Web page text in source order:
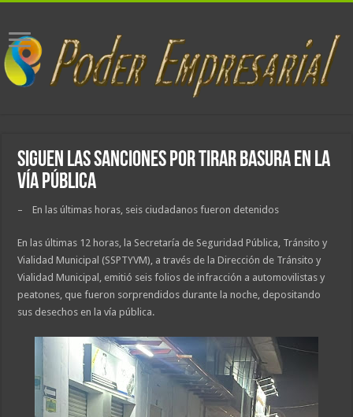
Siguen las sanciones por tirar basura en la
vía pública
– En las últimas horas, seis ciudadanos fueron detenidos
En las últimas 12 horas, la Secretaría de Seguridad Pública, Tránsito y
Vialidad Municipal (SSPTYVM), a través de la Dirección de Tránsito y
Vialidad Municipal, emitió seis folios de infracción a automovilistas y
peatones, que fueron sorprendidos durante la noche, depositando
sus desechos en la vía pública.